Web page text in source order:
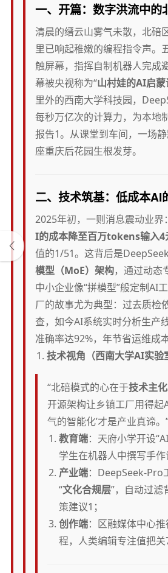
一、开篇：数字洪流中的
清晨的缙云山雾气未散，北碚
里已响起稚嫩的编程指令声。
触屏幕，指挥自制机器人完
幕被央视称为“山村娃的AI启蒙
里外的西南大学科技园，
每秒万亿次的计算力，为本地
报告1。从课堂到车间，一场
座重庆后花园生根发芽。
二、技术筑基：低成本AI
2025年初，一则消息震动业界：
I的成本降至百万tokens输入4
值的1/51。这背后是
模型（MoE）架构，通过动态
中小企业像“拼模型”般定制AI
厂的故事尤为典型：过去质检
查，如今AI系统实时分析生产
准确率达92%，年节省运维成
技术视角（西南大学AI实验
“北碚模式的心在于技术主化
开源架构让乡镇工厂用得起
气的智能化’才是产业真谛。
教育端：天府小学开设
学生在机器人中撰写手作
产业端：DeepSeek-Pro
“文化合规层”，自动过滤
策建议1；
创作端：区融媒体中心推
程，人类编辑专注值把关7